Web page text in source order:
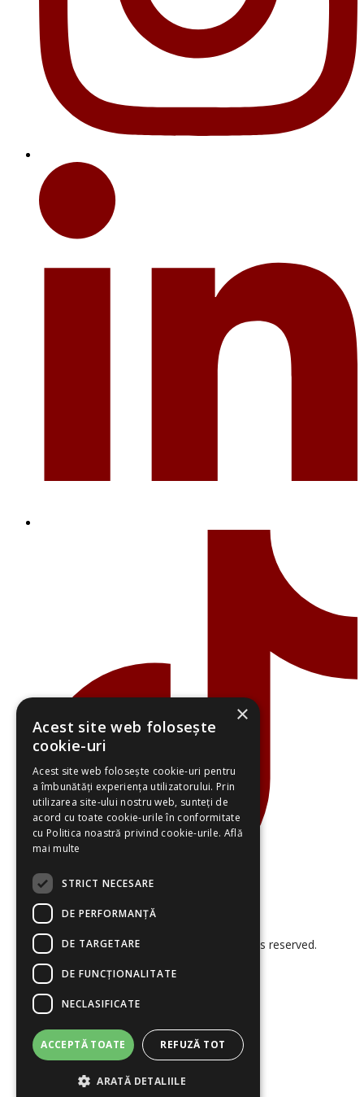
© 2026 Smart Project Solutions. All rights reserved.
Termeni și Condiții
×
Acest site web folosește
cookie-uri
Acest site web folosește cookie-uri pentru
a îmbunătăți experiența utilizatorului. Prin
utilizarea site-ului nostru web, sunteți de
acord cu toate cookie-urile în conformitate
cu Politica noastră privind cookie-urile. Află
mai multe
STRICT NECESARE
DE PERFORMANȚĂ
DE TARGETARE
DE FUNCŢIONALITATE
NECLASIFICATE
ACCEPTĂ TOATE REFUZĂ TOT
ARATĂ DETALIILE